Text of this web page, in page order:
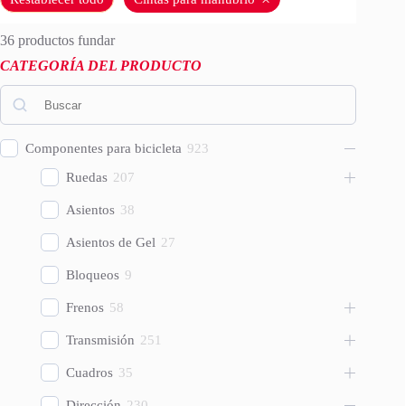
36 productos fundar
CATEGORÍA DEL PRODUCTO
Componentes para bicicleta 923
Ruedas 207
Asientos 38
Asientos de Gel 27
Bloqueos 9
Frenos 58
Transmisión 251
Cuadros 35